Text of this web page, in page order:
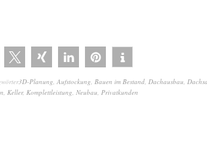
3D-Planung Aufstockung Bauen im Bestand Dachausbau
Keller, Komplettleistung Neubau Privatkunden